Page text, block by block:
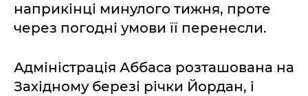
наприкінці минулого тижня, проте
через погодні умови її перенесли.
Адміністрація Аббаса розташована на
Західному березі річки Йордан, і